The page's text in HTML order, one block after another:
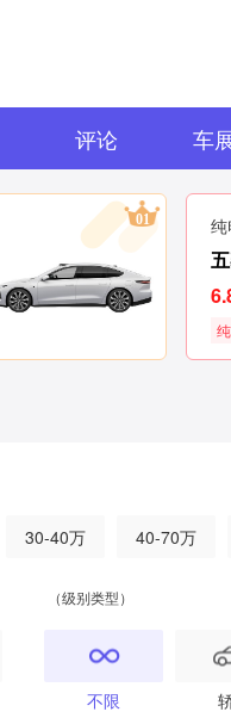
评论 车
01
30-40万 40-70万
（级别类型）
不限